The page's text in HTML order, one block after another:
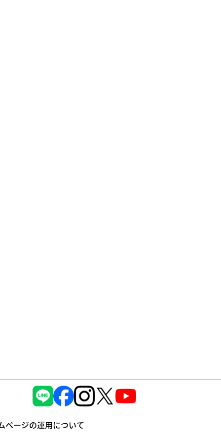
ページの運⽤について